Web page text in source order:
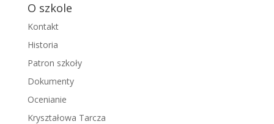
O szkole
Kontakt
Historia
Patron szkoły
Dokumenty
Ocenianie
Kryształowa Tarcza